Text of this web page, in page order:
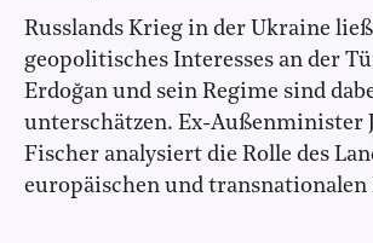
Russlands Krieg in der Ukraine
geopolitisches Interesses an der
Erdoğan und sein Regime sind
unterschätzen. Ex-Außenminister
Fischer analysiert die Rolle des
europäischen und transnationalen